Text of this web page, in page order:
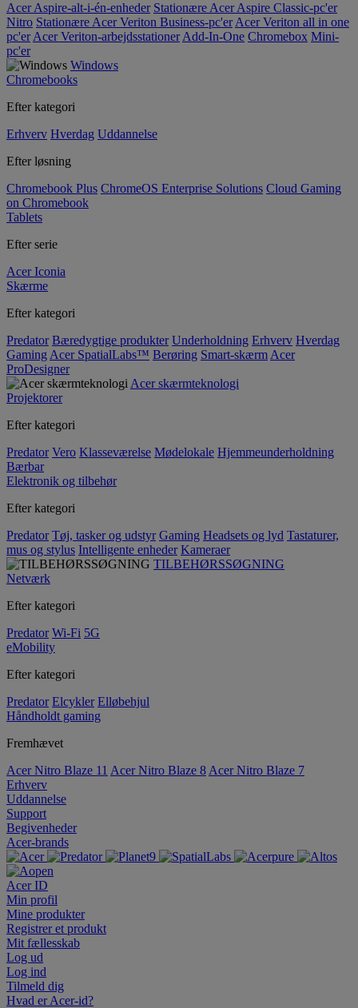
Acer Aspire-alt-i-én-enheder Stationære Acer Aspire Classic-pc'er
Nitro Stationære Acer Veriton Business-pc'er Acer Veriton all in one
pc'er Acer Veriton-arbejdsstationer Add-In-One Chromebox Mini-
pc'er
Windows
Chromebooks
Efter kategori
Erhverv Hverdag Uddannelse
Efter løsning
Chromebook Plus ChromeOS Enterprise Solutions Cloud Gaming
on Chromebook
Tablets
Efter serie
Acer Iconia
Skærme
Efter kategori
Predator Bæredygtige produkter Underholdning Erhverv Hverdag
Gaming Acer SpatialLabs™ Berøring Smart-skærm Acer
ProDesigner
Acer skærmteknologi
Projektorer
Efter kategori
Predator Vero Klasseværelse Mødelokale Hjemmeunderholdning
Bærbar
Elektronik og tilbehør
Efter kategori
Predator Tøj, tasker og udstyr Gaming Headsets og lyd Tastaturer,
mus og stylus Intelligente enheder Kameraer
TILBEHØRSSØGNING
Netværk
Efter kategori
Predator Wi-Fi 5G
eMobility
Efter kategori
Predator Elcykler Elløbehjul
Håndholdt gaming
Fremhævet
Acer Nitro Blaze 11 Acer Nitro Blaze 8 Acer Nitro Blaze 7
Erhverv
Uddannelse
Support
Begivenheder
Acer-brands
Acer ID
Min profil
Mine produkter
Registrer et produkt
Mit fællesskab
Log ud
Log ind
Tilmeld dig
Hvad er Acer-id?